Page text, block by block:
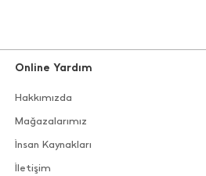
Online Yardım
Hakkımızda
Mağazalarımız
İnsan Kaynakları
İletişim